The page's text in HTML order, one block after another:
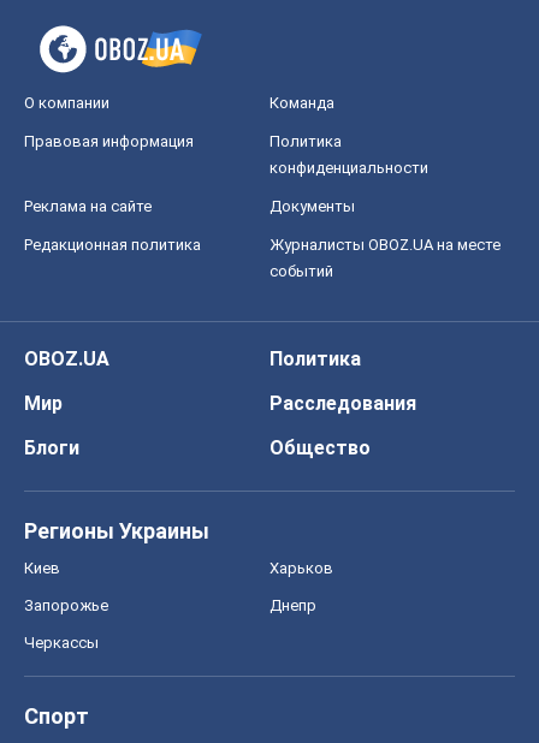
О компании Команда
Правовая информация
Политика
конфиденциальности
Реклама на сайте Документы
Редакционная политика
Журналисты OBOZ.UA на месте
событий
OBOZ.UA
Политика
Мир
Расследования
Блоги
Общество
Регионы Украины
Киев Харьков
Запорожье Днепр
Черкассы
Спорт